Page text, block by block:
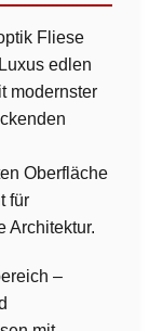
Fliese
edlen
modernster
Oberfläche
für
Architektur.
–